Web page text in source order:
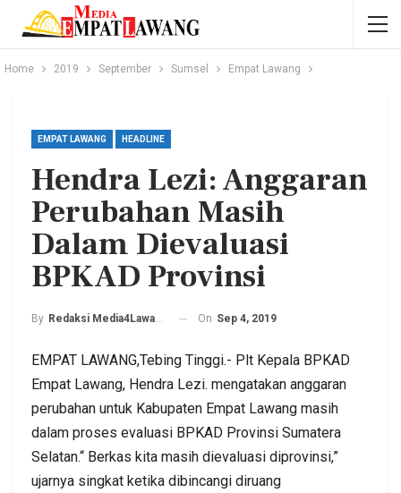
Home 2019 September Sumsel Empat Lawang
EMPAT LAWANG HEADLINE
Hendra Lezi: Anggaran
Perubahan Masih
Dalam Dievaluasi
BPKAD Provinsi
By Redaksi Media4Lawang On Sep 4, 2019
EMPAT LAWANG,Tebing Tinggi.- Plt Kepala BPKAD
Empat Lawang, Hendra Lezi. mengatakan anggaran
perubahan untuk Kabupaten Empat Lawang masih
dalam proses evaluasi BPKAD Provinsi Sumatera
Selatan.“ Berkas kita masih dievaluasi diprovinsi,”
ujarnya singkat ketika dibincangi diruang